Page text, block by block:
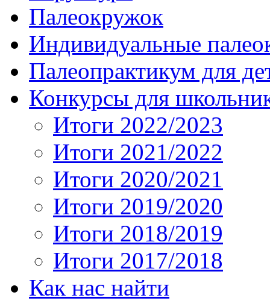
Палеокружок
Индивидуальные
Палеопрактикум для
Конкурсы для
Итоги 2022/2023
Итоги 2021/2022
Итоги 2020/2021
Итоги 2019/2020
Итоги 2018/2019
Итоги 2017/2018
Как нас найти